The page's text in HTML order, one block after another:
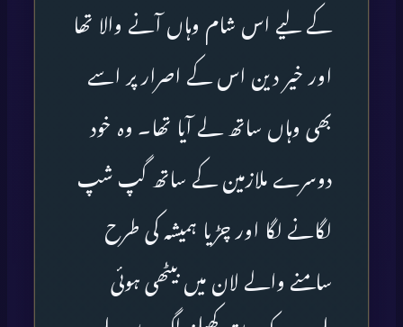
کے لیے اس شام وہاں آنے والا تھا
اور خیر دین اس کے اصرار پر اسے
بھی وہاں ساتھ لے آیا تھا۔ وہ خود
دوسرے ملازمین کے ساتھ گپ شپ
لگانے لگا اور چڑیا ہمیشہ کی طرح
سامنے والے لان میں بیٹھی ہوئی